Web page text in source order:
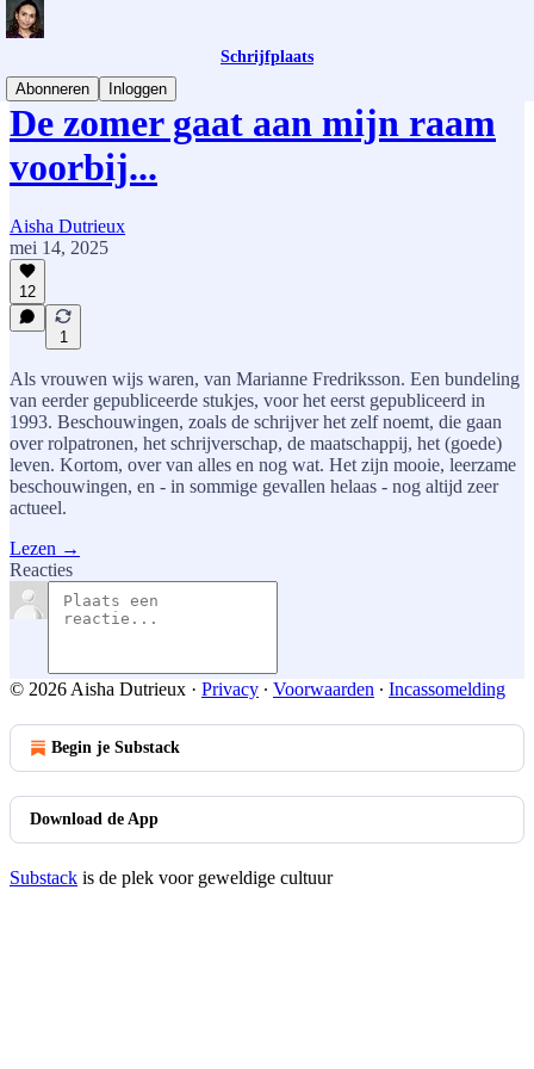
Schrijfplaats
Abonneren
Inloggen
De zomer gaat aan mijn raam
voorbij...
Aisha Dutrieux
mei 14, 2025
12
1
Als vrouwen wijs waren, van Marianne Fredriksson. Een bundeling
van eerder gepubliceerde stukjes, voor het eerst gepubliceerd in
1993. Beschouwingen, zoals de schrijver het zelf noemt, die gaan
over rolpatronen, het schrijverschap, de maatschappij, het (goede)
leven. Kortom, over van alles en nog wat. Het zijn mooie, leerzame
beschouwingen, en - in sommige gevallen helaas - nog altijd zeer
actueel.
Lezen →
Reacties
© 2026 Aisha Dutrieux · Privacy ∙ Voorwaarden ∙ Incassomelding
Begin je Substack
Download de App
Substack is de plek voor geweldige cultuur